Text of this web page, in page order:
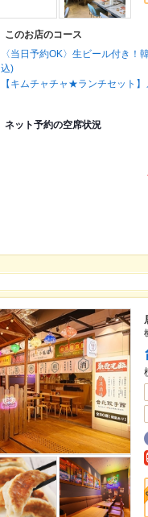
このお店のコース
〈当日予約OK〉生ビール付き
込)
【キムチャチャ★ランチセット
ネット予約の空席状況